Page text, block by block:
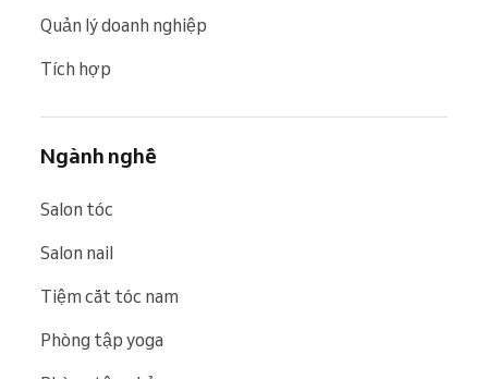
Quản lý doanh nghiệp
Tích hợp
Ngành nghề
Salon tóc
Salon nail
Tiệm cắt tóc nam
Phòng tập yoga